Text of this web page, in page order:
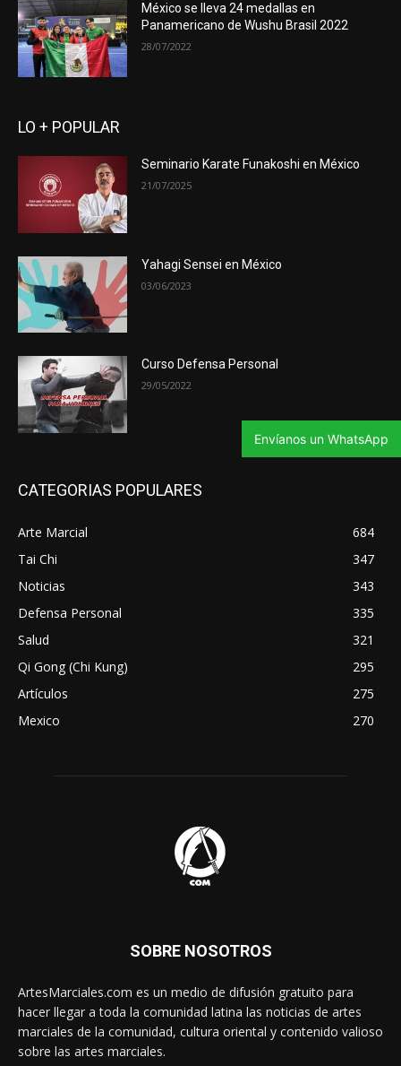
México se lleva 24 medallas en
Panamericano de Wushu Brasil 2022
28/07/2022
LO + POPULAR
Seminario Karate Funakoshi en México
21/07/2025
Yahagi Sensei en México
03/06/2023
Curso Defensa Personal
29/05/2022
CATEGORIAS POPULARES
Arte Marcial
684
Tai Chi
347
Noticias
343
Defensa Personal
335
Salud
321
Qi Gong (Chi Kung)
295
Artículos
275
Mexico
270
SOBRE NOSOTROS
ArtesMarciales.com es un medio de difusión gratuito para
hacer llegar a toda la comunidad latina las noticias de artes
marciales de la comunidad, cultura oriental y contenido valioso
sobre las artes marciales.
Envíanos un WhatsApp